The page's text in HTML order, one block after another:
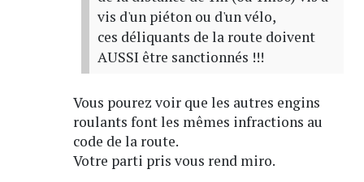
vis d'un piéton ou d'un vélo,
ces déliquants de la route doivent
AUSSI être sanctionnés !!!
Vous pourez voir que les autres engins
roulants font les mêmes infractions au
code de la route.
Votre parti pris vous rend miro.